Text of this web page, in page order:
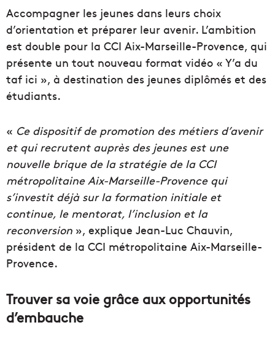
Accompagner les jeunes dans leurs choix
d’orientation et préparer leur avenir. L’ambition
est double pour la CCI Aix-Marseille-Provence, qui
présente un tout nouveau format vidéo « Y’a du
taf ici », à destination des jeunes diplômés et des
étudiants.
« Ce dispositif de promotion des métiers d’avenir
et qui recrutent auprès des jeunes est une
nouvelle brique de la stratégie de la CCI
métropolitaine Aix-Marseille-Provence qui
s’investit déjà sur la formation initiale et
continue, le mentorat, l’inclusion et la
reconversion », explique Jean-Luc Chauvin,
président de la CCI métropolitaine Aix-Marseille-
Provence.
Trouver sa voie grâce aux opportunités
d’embauche